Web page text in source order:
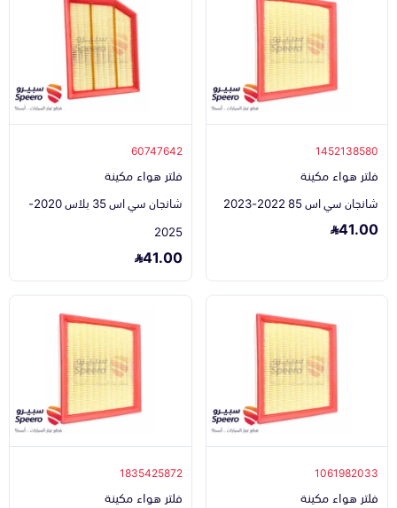
1452138580
فلتر هواء مكينة
شانجان سي اس 85 2022-2023
41.00
60747642
فلتر هواء مكينة
شانجان سي اس 35 بلاس 2020-
2025
41.00
1061982033
فلتر هواء مكينة
1835425872
فلتر هواء مكينة